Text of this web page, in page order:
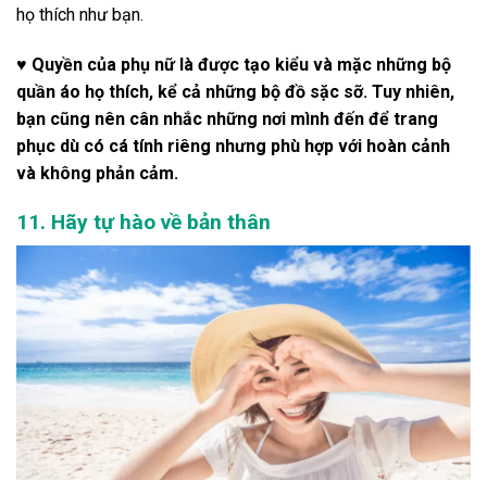
họ thích như bạn.
♥ Quyền của phụ nữ là được tạo kiểu và mặc những bộ
quần áo họ thích, kể cả những bộ đồ sặc sỡ. Tuy nhiên,
bạn cũng nên cân nhắc những nơi mình đến để trang
phục dù có cá tính riêng nhưng phù hợp với hoàn cảnh
và không phản cảm.
11. Hãy tự hào về bản thân